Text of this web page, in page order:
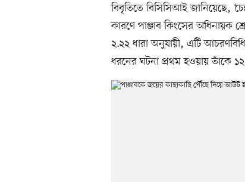
বিবৃতিতে বিসিসিআই জানিয়েছে,
কারণে পাঞ্জাব কিংসের অধিনায়ক
২.২২ ধারা অনুযায়ী, এটি
ধরনের ঘটনা প্রথম হওয়ায় তাঁকে